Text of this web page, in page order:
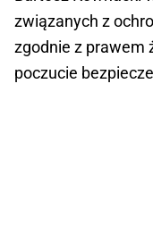
związanych z
zgodnie z prawem
poczucie